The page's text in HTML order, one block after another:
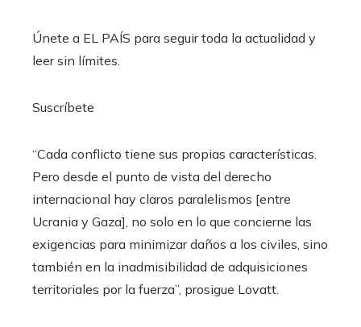
Únete a EL PAÍS para seguir toda la actualidad y
leer sin límites.
Suscríbete
“Cada conflicto tiene sus propias características.
Pero desde el punto de vista del derecho
internacional hay claros paralelismos [entre
Ucrania y Gaza], no solo en lo que concierne las
exigencias para minimizar daños a los civiles, sino
también en la inadmisibilidad de adquisiciones
territoriales por la fuerza”, prosigue Lovatt.